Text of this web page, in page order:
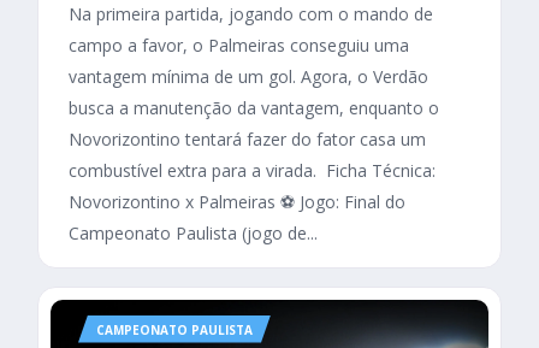
Na primeira partida, jogando com o mando de
campo a favor, o Palmeiras conseguiu uma
vantagem mínima de um gol. Agora, o Verdão
busca a manutenção da vantagem, enquanto o
Novorizontino tentará fazer do fator casa um
combustível extra para a virada. Ficha Técnica:
Novorizontino x Palmeiras ⚽ Jogo: Final do
Campeonato Paulista (jogo de...
CAMPEONATO PAULISTA